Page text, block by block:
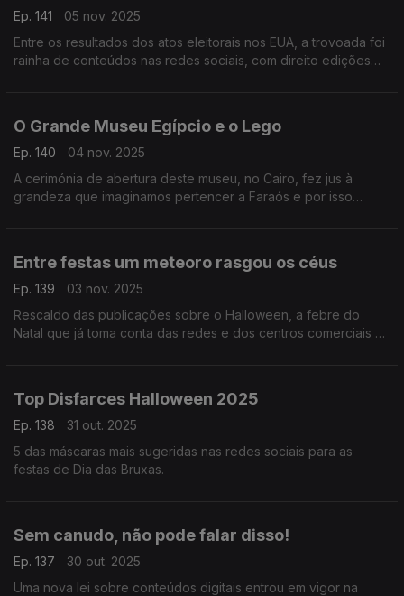
Ep. 141
05 nov. 2025
Entre os resultados dos atos eleitorais nos EUA, a trovoada foi
rainha de conteúdos nas redes sociais, com direito edições
O Grande Museu Egípcio e o Lego
Ep. 140
04 nov. 2025
A cerimónia de abertura deste museu, no Cairo, fez jus à
grandeza que imaginamos pertencer a Faraós e por isso
Entre festas um meteoro rasgou os céus
Ep. 139
03 nov. 2025
Rescaldo das publicações sobre o Halloween, a febre do
Natal que já toma conta das redes e dos centros comerciais e
Top Disfarces Halloween 2025
Ep. 138
31 out. 2025
5 das máscaras mais sugeridas nas redes sociais para as
festas de Dia das Bruxas.
Sem canudo, não pode falar disso!
Ep. 137
30 out. 2025
Uma nova lei sobre conteúdos digitais entrou em vigor na